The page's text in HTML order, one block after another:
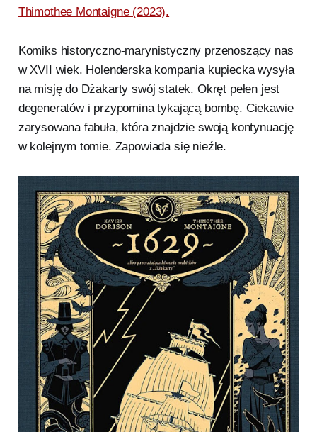
Thimothee Montaigne (2023).
Komiks historyczno-marynistyczny przenoszący nas
w XVII wiek. Holenderska kompania kupiecka wysyła
na misję do Dżakarty swój statek. Okręt pełen jest
degeneratów i przypomina tykającą bombę. Ciekawie
zarysowana fabuła, która znajdzie swoją kontynuację
w kolejnym tomie. Zapowiada się nieźle.